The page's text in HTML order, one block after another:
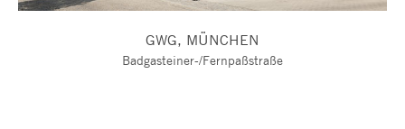
GWG, MÜNCHEN
Badgasteiner-/Fernpaßstraße